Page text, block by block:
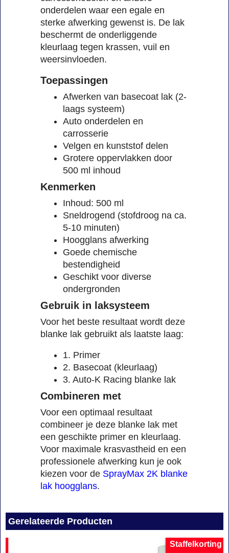
onderdelen waar een egale en
sterke afwerking gewenst is. De lak
beschermt de onderliggende
kleurlaag tegen krassen, vuil en
weersinvloeden.
Toepassingen
Afwerken van basecoat lak (2-
laags systeem)
Auto onderdelen en
carrosserie
Velgen en kunststof delen
Grotere oppervlakken door
500 ml inhoud
Kenmerken
Inhoud: 500 ml
Sneldrogend (stofdroog na ca.
5-10 minuten)
Hoogglans afwerking
Goede chemische
bestendigheid
Geschikt voor diverse
ondergronden
Gebruik in laksysteem
Voor het beste resultaat wordt deze
blanke lak gebruikt als laatste laag:
1. Primer
2. Basecoat (kleurlaag)
3. Auto-K Racing blanke lak
Combineren met
Voor een optimaal resultaat
combineer je deze blanke lak met
een geschikte primer en kleurlaag.
Voor maximale krasvastheid en een
professionele afwerking kun je ook
kiezen voor de SprayMax 2K blanke
lak hoogglans.
Gerelateerde Producten
Staffelkorting